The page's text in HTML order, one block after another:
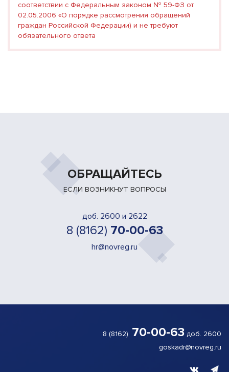
соответствии с Федеральным законом № 59-ФЗ от
02.05.2006 «О порядке рассмотрения обращений
граждан Российской Федерации) и не требуют
обязательного ответа
ОБРАЩАЙТЕСЬ
ЕСЛИ ВОЗНИКНУТ ВОПРОСЫ
доб. 2600 и 2622
8 (8162) 70-00-63
hr@novreg.ru
8 (8162) 70-00-63 доб. 2600
goskadr@novreg.ru